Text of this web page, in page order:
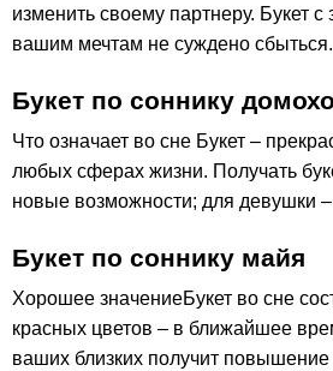
изменить своему партнеру. Букет
вашим мечтам не суждено сбыться.
Букет по соннику
Что означает во сне Букет –
любых сферах жизни. Получать
новые возможности; для девушки
Букет по соннику майя
Хорошее значениеБукет во сне
красных цветов – в ближайшее
ваших близких получит